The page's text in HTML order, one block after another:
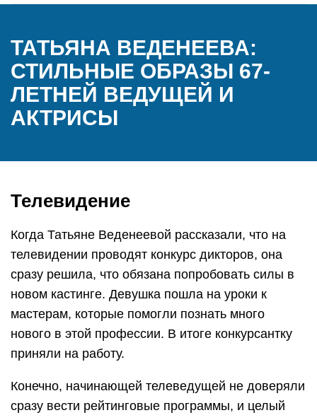
ТАТЬЯНА ВЕДЕНЕЕВА:
СТИЛЬНЫЕ ОБРАЗЫ 67-
ЛЕТНЕЙ ВЕДУЩЕЙ И
АКТРИСЫ
Телевидение
Когда Татьяне Веденеевой рассказали, что на
телевидении проводят конкурс дикторов, она
сразу решила, что обязана попробовать силы в
новом кастинге. Девушка пошла на уроки к
мастерам, которые помогли познать много
нового в этой профессии. В итоге конкурсантку
приняли на работу.
Конечно, начинающей телеведущей не доверяли
сразу вести рейтинговые программы, и целый